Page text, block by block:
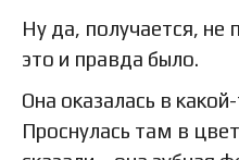
Ну да, получается, не
это и правда было.
Она оказалась в
Проснулась там в